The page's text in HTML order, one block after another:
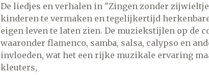
De liedjes en verhalen in "Zingen zonder
kinderen te vermaken en tegelijkertijd
eigen leven te laten zien. De muziekstijlen op de
waaronder flamenco, samba, salsa, calypso en
invloeden, wat het een rijke muzikale ervaring
kleuters,